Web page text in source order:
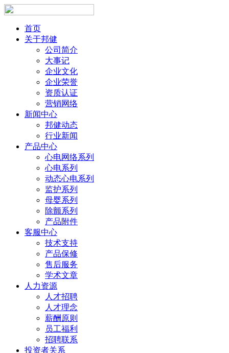
首页
关于邦健
公司简介
大事记
企业文化
企业荣誉
资质认证
营销网络
新闻中心
邦健动态
行业新闻
产品中心
心电网络系列
心电系列
动态心电系列
监护系列
母婴系列
除颤系列
产品附件
客服中心
技术支持
产品保修
售后服务
学术文章
人力资源
人才招聘
人才理念
薪酬原则
员工福利
招聘联系
投资者关系